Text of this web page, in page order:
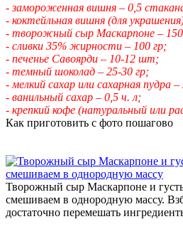
- замороженная вишня – 0,5
- коктейльная вишня (для
- творожный сыр Маскарпоне –
- сливки 35% жирности – 100 гр;
- печенье Савоярди – 10-12 шт;
- темный шоколад – 25-30 гр;
- мелкий сахар или сахарная пудра
- ванильный сахар – 0,5 ч. л;
- крепкий кофе (натуральный или
Как приготовить с фото пошагово
Творожный сыр Маскарпоне и
смешиваем в однородную массу.
достаточно перемешать